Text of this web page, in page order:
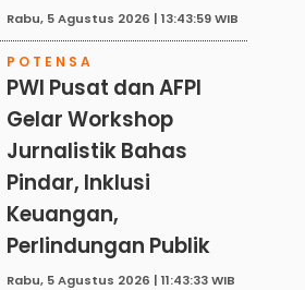
Rabu, 5 Agustus 2026 | 13:43:59 WIB
POTENSA
PWI Pusat dan AFPI
Gelar Workshop
Jurnalistik Bahas
Pindar, Inklusi
Keuangan,
Perlindungan Publik
Rabu, 5 Agustus 2026 | 11:43:33 WIB